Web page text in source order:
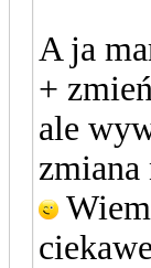
A ja
+
ale